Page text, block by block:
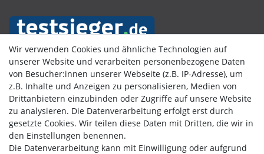
Kundenbewertungen
Wir verwenden Cookies und ähnliche Technologien auf
unserer Website und verarbeiten personenbezogene Daten
von Besucher:innen unserer Webseite (z.B. IP-Adresse), um
z.B. Inhalte und Anzeigen zu personalisieren, Medien von
Drittanbietern einzubinden oder Zugriffe auf unsere Website
zu analysieren. Die Datenverarbeitung erfolgt erst durch
gesetzte Cookies. Wir teilen diese Daten mit Dritten, die wir in
den Einstellungen benennen.
Die Datenverarbeitung kann mit Einwilligung oder aufgrund